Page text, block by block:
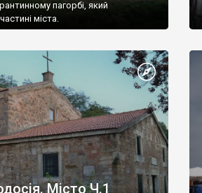
пагорбі, який
міста.
Місто Ч.1